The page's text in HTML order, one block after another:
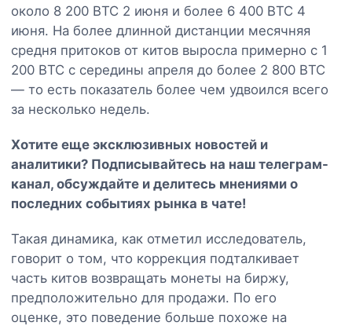
около 8 200 BTC 2 июня и более 6 400 BTC 4
июня. На более длинной дистанции месячняя
средня притоков от китов выросла примерно с 1
200 BTC с середины апреля до более 2 800 BTC
— то есть показатель более чем удвоился всего
за несколько недель.
Хотите еще эксклюзивных новостей и
аналитики? Подписывайтесь на наш телеграм-
канал, обсуждайте и делитесь мнениями о
последних событиях рынка в чате!
Такая динамика, как отметил исследователь,
говорит о том, что коррекция подталкивает
часть китов возвращать монеты на биржу,
предположительно для продажи. По его
оценке, это поведение больше похоже на